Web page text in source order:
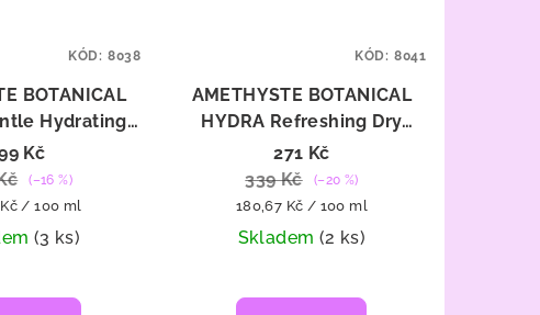
BOTANICAL
Hydrating
- hydratační
250 ml
Kč
(–16 %)
/ 100 ml
(3 ks)
KÓD: 8038
AMETHYSTE BOTANICAL
HYDRA Refreshing Dry
Shampoo - suchý šampon
150 ml
271 Kč
339 Kč
(–20 %)
Měrná
cena:
180,67 Kč / 100 ml
Skladem (2 ks)
KÓD: 8041